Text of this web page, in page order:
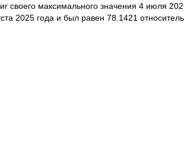
своего максимального значения 4 июля
2025 года и был равен 78.1421